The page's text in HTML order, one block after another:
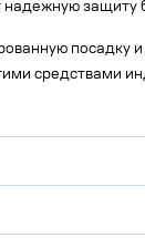
защиту
посадку
средствами